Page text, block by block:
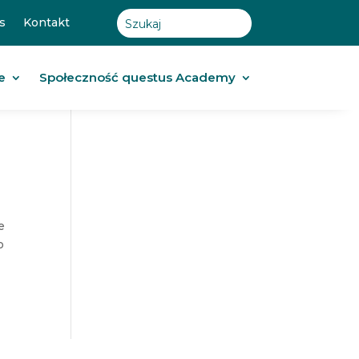
Kontakt
Społeczność questus Academy